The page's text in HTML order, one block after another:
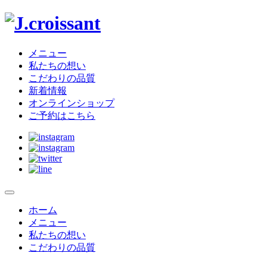
J.croissant
メニュー
私たちの想い
こだわりの品質
新着情報
オンラインショップ
ご予約はこちら
メ
ホーム
メニュー
私たちの想い
こだわりの品質